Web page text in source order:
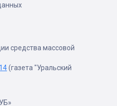
средства массовой
(газета "Уральский